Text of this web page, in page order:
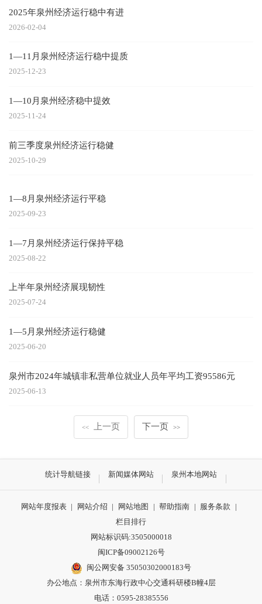
2025年泉州经济运行稳中有进
2026-02-04
1—11月泉州经济运行稳中提质
2025-12-23
1—10月泉州经济稳中提效
2025-11-24
前三季度泉州经济运行稳健
2025-10-29
1—8月泉州经济运行平稳
2025-09-23
1—7月泉州经济运行保持平稳
2025-08-22
上半年泉州经济展现韧性
2025-07-24
1—5月泉州经济运行稳健
2025-06-20
泉州市2024年城镇非私营单位就业人员年平均工资95586元
2025-06-13
<< 上一页 下一页 >>
统计导航链接 新闻媒体网站 泉州本地网站
网站年度报表 | 网站介绍 | 网站地图 | 帮助指南 | 服务条款
|
栏目排行
网站标识码:3505000018
闽ICP备09002126号
闽公网安备 35050302000183号
办公地点：泉州市东海行政中心交通科研楼B幢4层
电话：0595-28385556